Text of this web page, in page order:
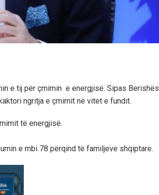
e tij për çmimin e energjisë. Sipas Berishës
ngritja e çmimit në vitet e fundit.
të energjisë.
e mbi 78 përqind të familjeve shqiptare.